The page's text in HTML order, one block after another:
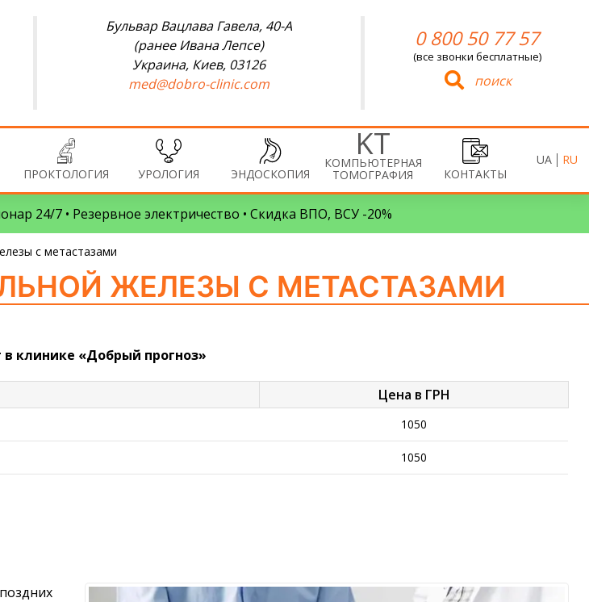
Бульвар Вацлава Гавела, 40-А
(ранее Ивана Лепсе)
Украина, Киев, 03126
med@dobro-clinic.com
0 800 50 77 57
(все звонки бесплатные)
поиск
ПРОКТОЛОГИЯ УРОЛОГИЯ ЭНДОСКОПИЯ
КОМПЬЮТЕРНАЯ
ТОМОГРАФИЯ КОНТАКТЫ
UA RU
24/7 • Резервное электричество • Скидка ВПО, ВСУ -20%
с метастазами
ЖЕЛЕЗЫ С МЕТАСТАЗАМИ
в клинике «Добрый прогноз»
Цена в ГРН
1050
1050